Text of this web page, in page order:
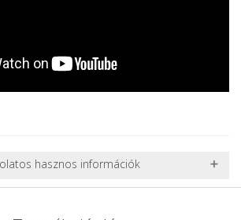
hasznos információk